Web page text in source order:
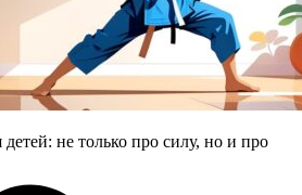
не только про силу, но и про